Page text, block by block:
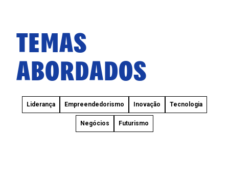
TEMAS
ABORDADOS
Liderança Empreendedorismo Inovação Tecnologia
Negócios Futurismo